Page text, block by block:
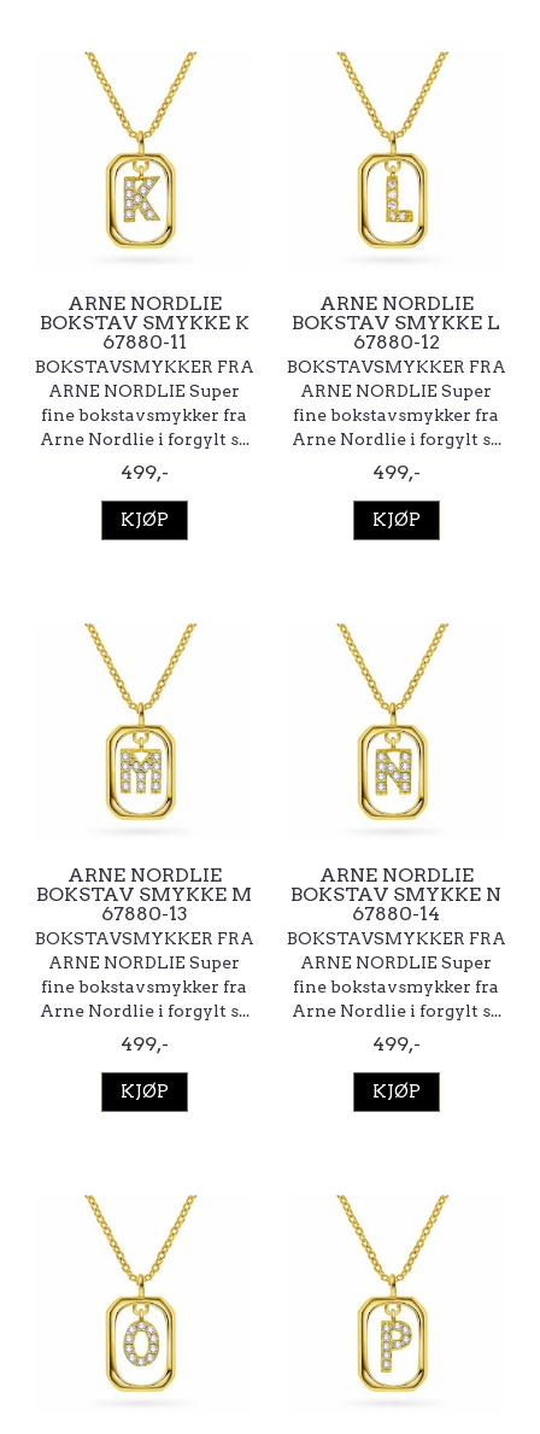
ARNE NORDLIE
BOKSTAV SMYKKE K
67880-11
BOKSTAVSMYKKER FRA
ARNE NORDLIE Super
fine bokstavsmykker fra
Arne Nordlie i forgylt s...
499,-
KJØP
ARNE NORDLIE
BOKSTAV SMYKKE L
67880-12
BOKSTAVSMYKKER FRA
ARNE NORDLIE Super
fine bokstavsmykker fra
Arne Nordlie i forgylt s...
499,-
KJØP
ARNE NORDLIE
BOKSTAV SMYKKE M
67880-13
BOKSTAVSMYKKER FRA
ARNE NORDLIE Super
fine bokstavsmykker fra
Arne Nordlie i forgylt s...
499,-
KJØP
ARNE NORDLIE
BOKSTAV SMYKKE N
67880-14
BOKSTAVSMYKKER FRA
ARNE NORDLIE Super
fine bokstavsmykker fra
Arne Nordlie i forgylt s...
499,-
KJØP